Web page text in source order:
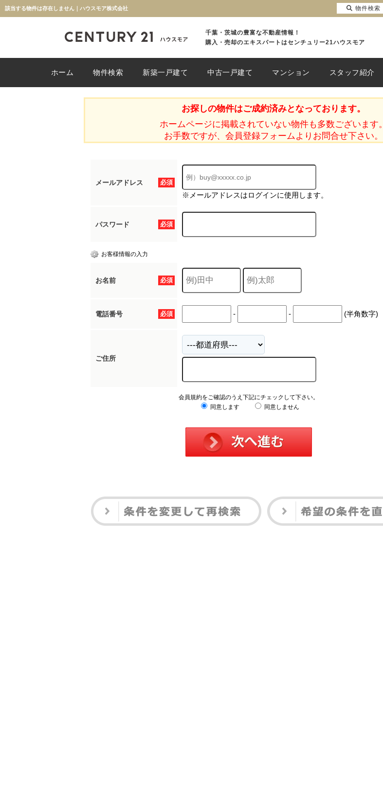
該当する物件は存在しません｜ハウスモア株式会社
千葉・茨城の豊富な不動産情報！
購入・売却のエキスパートはセンチュリー21ハウスモア
ホーム 物件検索 新築一戸建て 中古一戸建て マンション スタッフ紹介
お探しの物件はご成約済みとなっております。
ホームページに掲載されていない物件も多数ございます。
お手数ですが、会員登録フォームよりお問合せ下さい。
必須
メールアドレス
※メールアドレスはログインに使用します。
必須
パスワード
お客様情報の入力
必須
お名前
必須
電話番号 - - (半角数字)
ご住所
会員規約をご確認のうえ下記にチェックして下さい。
同意します
同意しません
物件検索